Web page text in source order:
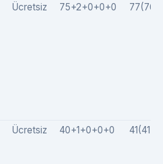
Ücretsiz 75+2+0+0+0
Ücretsiz 40+1+0+0+0